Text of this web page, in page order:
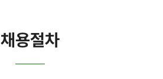
채용절차